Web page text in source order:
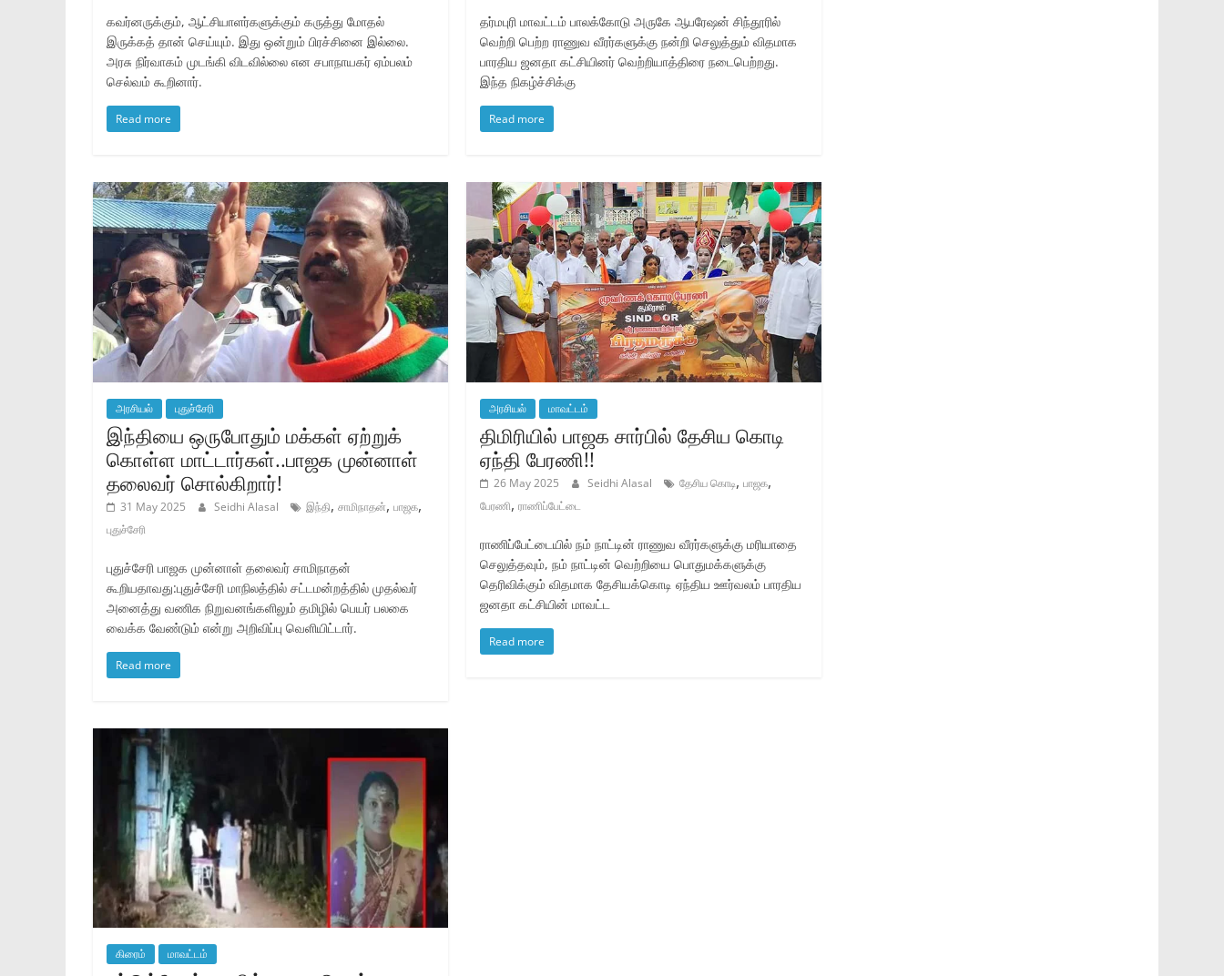
கவர்னருக்கும், ஆட்சியாளர்களுக்கும் கருத்து மோதல்
இருக்கத் தான் செய்யும். இது ஒன்றும் பிரச்சினை இல்லை.
அரசு நிர்வாகம் முடங்கி விடவில்லை என சபாநாயகர் ஏம்பலம்
செல்வம் கூறினார்.
Read more
தர்மபுரி மாவட்டம் பாலக்கோடு அருகே ஆபரேஷன் சிந்தூரில்
வெற்றி பெற்ற ராணுவ வீரர்களுக்கு நன்றி செலுத்தும் விதமாக
பாரதிய ஜனதா கட்சியினர் வெற்றியாத்திரை நடைபெற்றது.
இந்த நிகழ்ச்சிக்கு
Read more
அரசியல் புதுச்சேரி
இந்தியை ஒருபோதும் மக்கள் ஏற்றுக்
கொள்ள மாட்டார்கள்..பாஜக முன்னாள்
தலைவர் சொல்கிறார்!
31 May 2025 Seidhi Alasal இந்தி, சாமிநாதன், பாஜக,
புதுச்சேரி
புதுச்சேரி பாஜக முன்னாள் தலைவர் சாமிநாதன்
கூறியதாவது:புதுச்சேரி மாநிலத்தில் சட்டமன்றத்தில் முதல்வர்
அனைத்து வணிக நிறுவனங்களிலும் தமிழில் பெயர் பலகை
வைக்க வேண்டும் என்று அறிவிப்பு வெளியிட்டார்.
Read more
அரசியல் மாவட்டம்
திமிரியில் பாஜக சார்பில் தேசிய கொடி
ஏந்தி பேரணி!!
26 May 2025 Seidhi Alasal தேசிய கொடி,பாஜக,
பேரணி,ராணிப்பேட்டை
ராணிப்பேட்டையில் நம் நாட்டின் ராணுவ வீரர்களுக்கு மரியாதை
செலுத்தவும், நம் நாட்டின் வெற்றியை பொதுமக்களுக்கு
தெரிவிக்கும் விதமாக தேசியக்கொடி ஏந்திய ஊர்வலம் பாரதிய
ஜனதா கட்சியின் மாவட்ட
Read more
கிரைம் மாவட்டம்